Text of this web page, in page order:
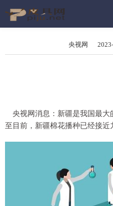
央视网 2023-
央视网消息：新疆是我国最
至目前，新疆棉花播种已经接近